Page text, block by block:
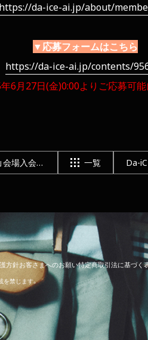
https://da-ice-ai.jp/about/
▼応募フォームはこちら
https://da-ice-ai.jp/contents/
6月27日(金)0:00よりご応募可能
6月28日(土)開催「BEAT THE SYMPHONY」会場入会キャンペーン実施決定！ 一覧
護方針お客さまへのお願い特定商取引法に基づく
を禁じます。